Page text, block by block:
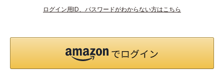
ログイン用ID、パスワードがわからない方はこちら